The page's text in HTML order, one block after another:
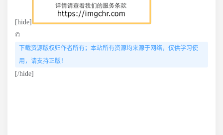
[hide]
©
下载资源版权归作者所有；本站所有资源均来源于网络，仅供学习使
用，请支持正版！
[/hide]